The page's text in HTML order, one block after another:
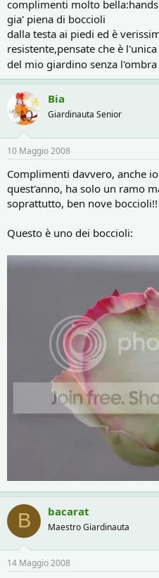
complimenti molto
gia' piena di boccioli
dalla testa ai piedi ed è
resistente,pensate che è l'unica
del mio giardino senza
Bia
Giardinauta Senior
10 Maggio 2008
Complimenti davvero, anche
quest'anno, ha solo un ramo
soprattutto, ben nove
Questo è uno dei boccioli:
B bacarat
Maestro Giardinauta
14 Maggio 2008